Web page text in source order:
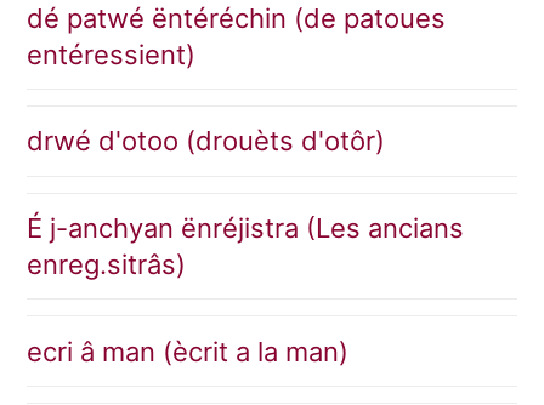
dé patwé ëntéréchin (de patoues
entéressient)
drwé d'otoo (drouèts d'otôr)
É j-anchyan ënréjistra (Les ancians
enreg.sitrâs)
ecri â man (ècrit a la man)